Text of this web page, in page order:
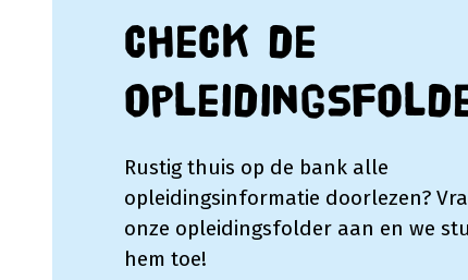
Check de
Rustig thuis op de bank alle
opleidingsinformatie doorlezen?
onze opleidingsfolder aan en we
hem toe!